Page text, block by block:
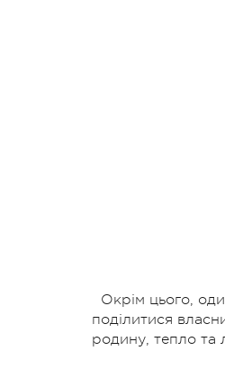
Окрім цього,
поділитися
родину, тепло та